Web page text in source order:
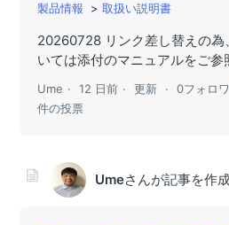
製品情報 取扱い説明書
20260728 リンク差し替えの為
いては添付のマニュアルをご参
Ume 12 日前 更新 0フォロ
件の投票
Umeさんが記事を作